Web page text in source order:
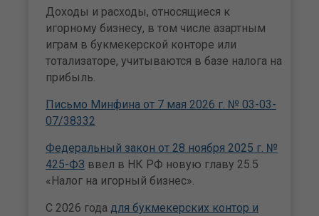
Доходы и расходы, относящиеся к
игорному бизнесу, в том числе азартным
играм в букмекерской конторе или
тотализаторе, учитываются в базе налога на
прибыль.
Письмо Минфина от 7 мая 2026 г. № 03-03-
07/38332
Федеральный закон от 28 ноября 2025 г. №
425-ФЗ ввел в НК РФ новую главу 25.5
«Налог на игорный бизнес».
С 2026 года для букмекерских контор и